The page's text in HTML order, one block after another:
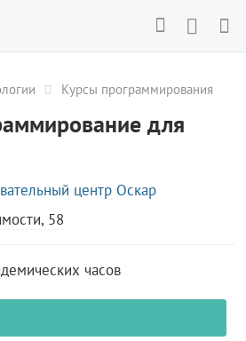
Курсы программирования
для
центр Оскар
58
часов